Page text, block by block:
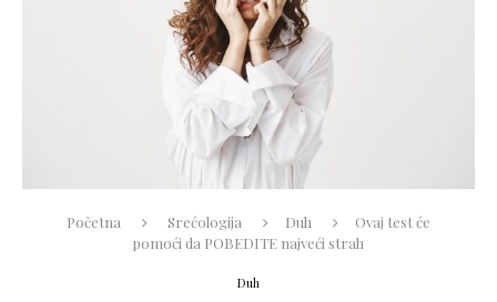
Početna Srećologija Duh
Ovaj test će
pomoći da POBEDITE najveći strah
Duh